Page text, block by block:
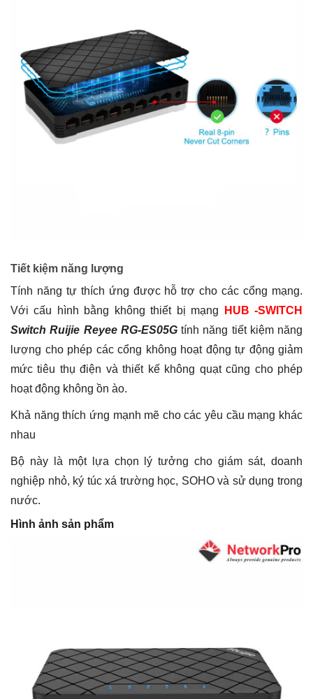
Tiết kiệm năng lượng
Tính năng tự thích ứng được hỗ trợ cho các cổng mạng.
Với cấu hình bằng không thiết bị mạng
HUB -SWITCH
Switch Ruijie Reyee RG-ES05Gtính năng tiết kiệm năng
lượng cho phép các cổng không hoạt động tự động giảm
mức tiêu thụ điện và thiết kế không quạt cũng cho phép
hoạt động không ồn ào.
Khả năng thích ứng mạnh mẽ cho các yêu cầu mạng khác
nhau
Bộ này là một lựa chọn lý tưởng cho giám sát, doanh
nghiệp nhỏ, ký túc xá trường học, SOHO và sử dụng trong
nước.
Hình ảnh sản phẩm